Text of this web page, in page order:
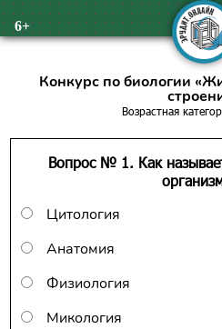
6+
Конкурс по биологии
Возрастная
Вопрос № 1. Как
Цитология
Анатомия
Физиология
Микология